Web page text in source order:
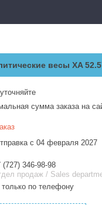
весы XA
сумма заказа на
с 04 февраля 2027
(727) 346-98-98
продаж / Sales
только по телефону